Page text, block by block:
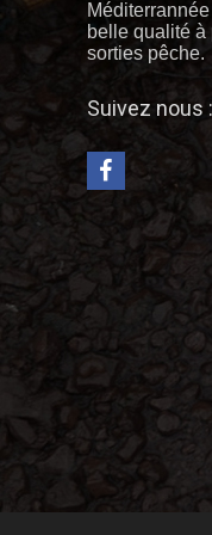
belle qualité à
sorties pêche.
Suivez nous :